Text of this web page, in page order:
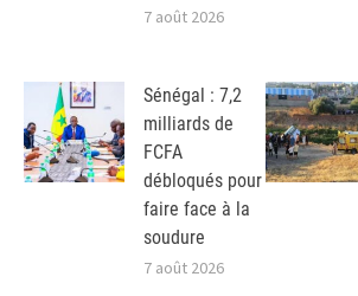
7 août 2026
Sénégal : 7,2
milliards de
FCFA
débloqués pour
faire face à la
soudure
7 août 2026